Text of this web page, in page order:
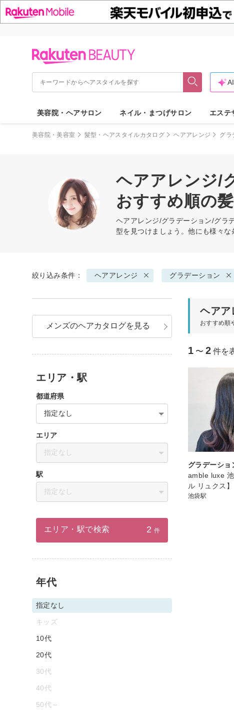
美容院・ヘアサロン ネイル・まつげサロン エステ
美容院・美容室 髪型・ヘアスタイルカタログ ヘアアレンジ グラ
ヘアアレンジ/
おすすめ順の
ヘアアレンジ/グラデーション/グラ
型を見つけましょう。他にも様々な
絞り込み条件： ヘアアレンジ グラデーション
ヘアア
おすすめ順
1 〜 2 件を
グラデーショ
amble luxe
ル リュクス】
池袋駅
メンズのヘアカタログを見る
エリア・駅
都道府県
指定なし
エリア
指定なし
駅
指定なし
エリア・駅で検索 2 件
年代
指定なし
キッズ
10代
20代
30代
40代
50代～